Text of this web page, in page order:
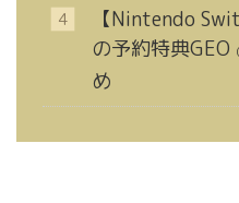
【Nintendo
の予約特典GEO
め